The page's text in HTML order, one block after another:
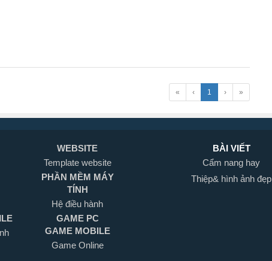
« ‹ 1 › »
WEBSITE
Template website
PHẦN MỀM MÁY
TÍNH
Hệ điều hành
GAME PC
GAME MOBILE
Game Online
BÀI VIẾT
Cẩm nang hay
Thiệp& hình ảnh đẹp